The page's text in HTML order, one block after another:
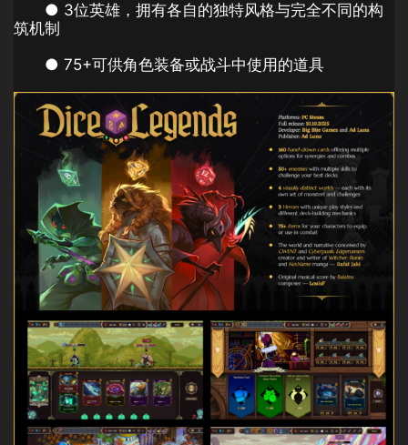
● 3位英雄，拥有各自的独特风格与完全不同的构
筑机制
● 75+可供角色装备或战斗中使用的道具